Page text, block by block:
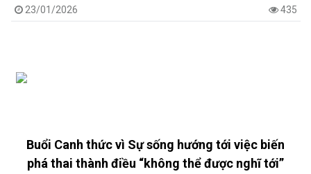
23/01/2026 435
Buổi Canh thức vì Sự sống hướng tới việc biến
phá thai thành điều “không thể được nghĩ tới”